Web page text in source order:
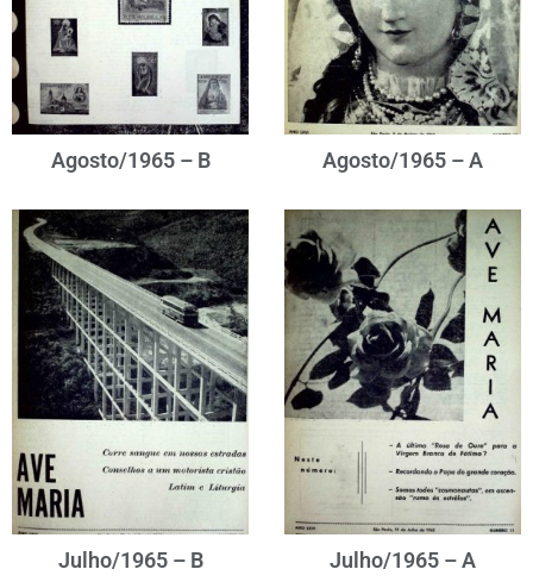
Agosto/1965 – B Agosto/1965 – A
Julho/1965 – B Julho/1965 – A